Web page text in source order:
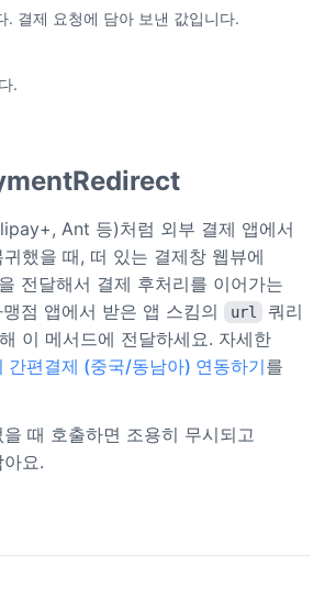
. 결제 요청에 담아 보낸 값입니다.
.
Ant 등)처럼 외부 결제 앱에서
했을 때, 떠 있는 결제창 웹뷰에
전달해서 결제 후처리를 이어가는
점 앱에서 받은 앱 스킴의
url
쿼리
이 메서드에 전달하세요. 자세한
간편결제 (중국/동남아) 연동하기를
때 호출하면 조용히 무시되고
요.